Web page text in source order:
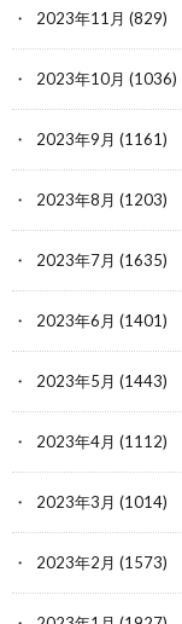
2023年11月 (829)
2023年10月 (1036)
2023年9月 (1161)
2023年8月 (1203)
2023年7月 (1635)
2023年6月 (1401)
2023年5月 (1443)
2023年4月 (1112)
2023年3月 (1014)
2023年2月 (1573)